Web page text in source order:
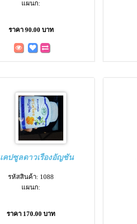
แผนก:
ราคา 90.00 บาท
คปซูลดาวเรืองอัญชัน
รหัสสินค้า: 1088
แผนก:
ราคา 170.00 บาท